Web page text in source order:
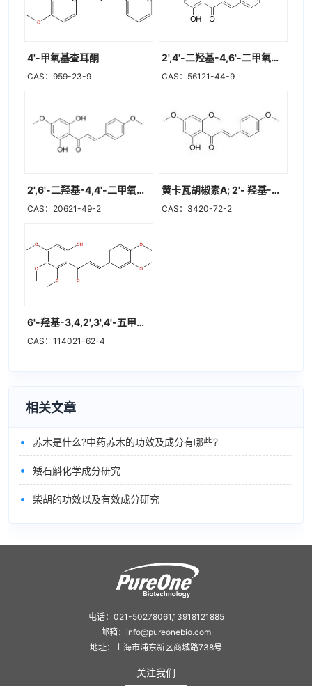
4'-甲氧基查耳酮
CAS：959-23-9
2',4'-二羟基-4,6'-二甲氧基查耳酮
CAS：56121-44-9
2',6'-二羟基-4,4'-二甲氧基查耳酮
CAS：20621-49-2
黄卡瓦胡椒素A; 2'- 羟基-4,4',6'-三甲氧基查耳酮
CAS：3420-72-2
6'-羟基-3,4,2',3',4'-五甲氧基查尔酮
CAS：114021-62-4
相关文章
• 苏木是什么?中药苏木的功效及成分有哪些?
• 矮石斛化学成分研究
• 柴胡的功效以及有效成分研究
电话：021-50278061,13918121885
邮箱：info@pureonebio.com
地址：上海市浦东新区商城路738号
关注我们